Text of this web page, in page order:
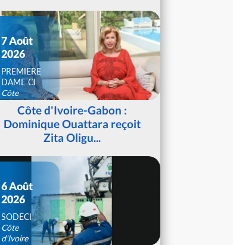
7 Août
2026
PREMIERE
DAME CI
Côte
d'IvoireCôte d'Ivoire-Gabon :
Dominique Ouattara reçoit
Zita Oligu...
6 Août
2026
SODECI
Côte
d'Ivoire